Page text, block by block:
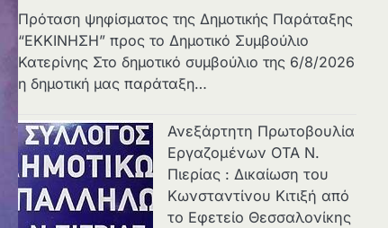
Πρόταση ψηφίσματος της Δημοτικής Παράταξης
“ΕΚΚΙΝΗΣΗ” προς το Δημοτικό Συμβούλιο
Κατερίνης Στο δημοτικό συμβούλιο της 6/8/2026
η δημοτική μας παράταξη…
Ανεξάρτητη Πρωτοβουλία
Εργαζομένων ΟΤΑ Ν.
Πιερίας : Δικαίωση του
Κωνσταντίνου Κιτιξή από
το Εφετείο Θεσσαλονίκης